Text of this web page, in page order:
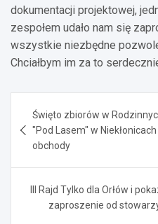
dokumentacji projektowej,
zespołem udało nam się
wszystkie niezbędne
Chciałbym im za to
wpisu
Święto zbiorów w
"Pod Lasem" w
obchody
III Rajd Tylko dla Orłów i
zaproszenie od